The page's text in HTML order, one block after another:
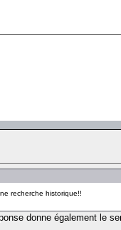
recherche historique!!
donne également le